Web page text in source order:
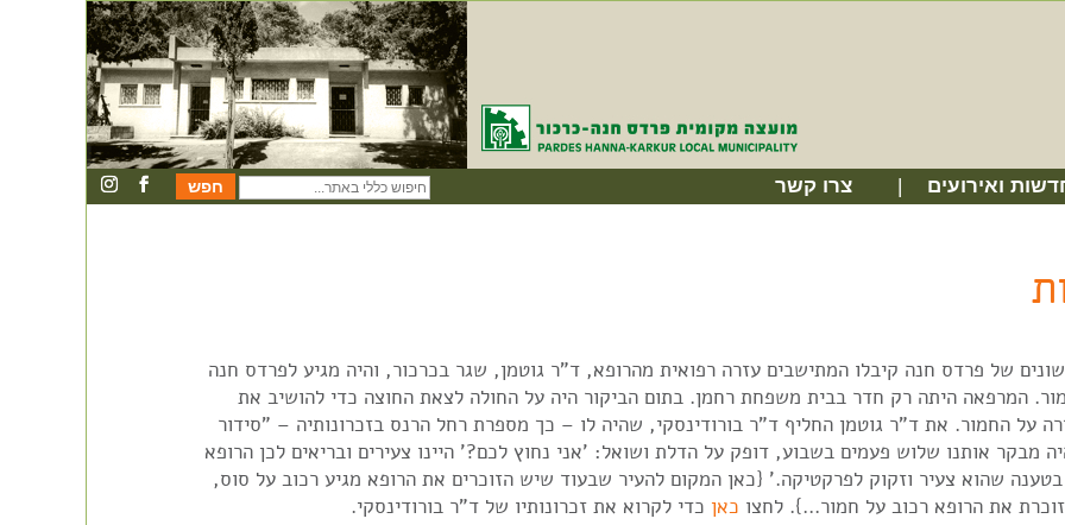
חיפוש
כללי
באתר
ואירועים צרו קשר
של פרדס חנה קיבלו המתישבים עזרה רפואית מהרופא, ד"ר גוטמן, שגר בכרכור, והיה מגיע לפרדס חנה
המרפאה היתה רק חדר בבית משפחת רחמן. בתום הביקור היה על החולה לצאת החוצה כדי להושיב את
על החמור. את ד"ר גוטמן החליף ד"ר בורודינסקי, שהיה לו – כך מספרת רחל הרנס בזכרונותיה – "סידור
מבקר אותנו שלוש פעמים בשבוע, דופק על הדלת ושואל: 'אני נחוץ לכם?' היינו צעירים ובריאים לכן הרופא
בטענה שהוא צעיר וזקוק לפרקטיקה.' {כאן המקום להעיר שבעוד שיש הזוכרים את הרופא מגיע רכוב על סוס,
את הרופא רכוב על חמור…}. לחצו כאן כדי לקרוא את זכרונותיו של ד"ר בורודינסקי.